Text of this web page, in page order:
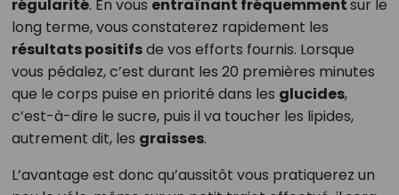
régularité. En vous entraînant fréquemmentsur le
long terme, vous constaterez rapidement les
résultats positifsde vos efforts fournis. Lorsque
vous pédalez, c’est durant les 20 premières minutes
que le corps puise en priorité dans les glucides,
c’est-à-dire le sucre, puis il va toucher les lipides,
autrement dit, les graisses.
L’avantage est donc qu’aussitôt vous pratiquerez un